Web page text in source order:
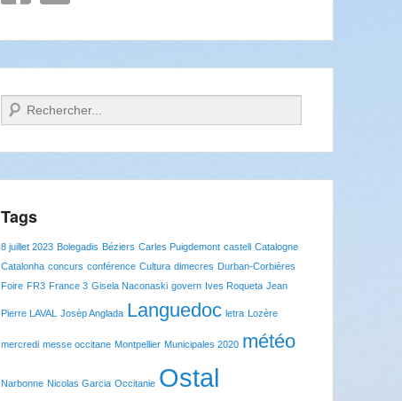
Recherche
Tags
8 juillet 2023 Bolegadis Béziers Carles Puigdemont castell Catalogne
Catalonha concurs conférence Cultura dimecres Durban-Corbières
Foire FR3 France 3 Gisela Naconaski govern Ives Roqueta Jean
Pierre LAVAL Josèp Anglada Languedoc letra Lozère
mercredi messe occitane Montpellier Municipales 2020 météo
Narbonne Nicolas Garcia Occitanie Ostal